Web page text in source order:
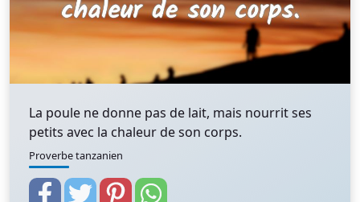
La poule ne donne pas de lait, mais nourrit ses
petits avec la chaleur de son corps.
Proverbe tanzanien